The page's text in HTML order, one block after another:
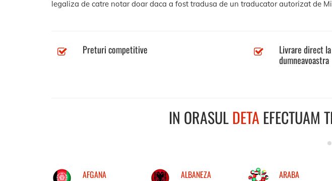
legaliza de catre notar doar daca a fost tradusa de un traducator autorizat de
Preturi competitive
Livrare direct
dumneavoastra
IN ORASULDETA EFECTUAM
AFGANA ALBANEZA ARABA